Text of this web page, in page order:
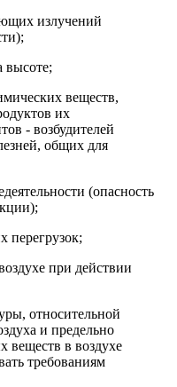
излучений
высоте;
веществ,
их
- возбудителей
общих для
(опасность
перегрузок;
при действии
относительной
и предельно
веществ в воздухе
требованиям